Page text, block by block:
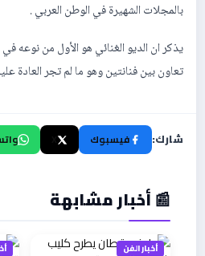
بالمجلات الشهيرة في الوطن العربي .
يذكر ان الديو الغنائي هو الأول من نوعه
تعاون بين فنانتين وهو ما لم تجر العادة
شارك: فيسبوك
📰 أخبار مشابهة
أخبار الفن